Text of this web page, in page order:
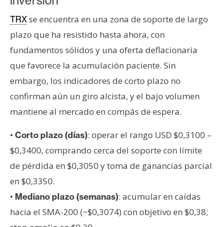
TRXse encuentra en una zona de soporte de largo
plazo que ha resistido hasta ahora, con
fundamentos sólidos y una oferta deflacionaria
que favorece la acumulación paciente. Sin
embargo, los indicadores de corto plazo no
confirman aún un giro alcista, y el bajo volumen
mantiene al mercado en compás de espera.
• Corto plazo (días): operar el rango USD $0,3100 –
$0,3400, comprando cerca del soporte con límite
de pérdida en $0,3050 y toma de ganancias parcial
en $0,3350.
• Mediano plazo (semanas): acumular en caídas
hacia el SMA-200 (~$0,3074) con objetivo en $0,38;